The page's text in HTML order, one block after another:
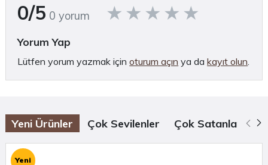
Kuvvayı Milliye direnişi,
Ve Tarih Boyunca Batı Anadolu’da yer almış
ekonomik durumuna da yer verilerek, belgesel
olarak ama yer yer bir macera romanı
0/5 0 yorum
Yorum Yap
Lütfen yorum yazmak içinoturum açın ya dakayıt olun.
Yeni Ürünler Çok Sevilenler Çok Satanlar
Yeni